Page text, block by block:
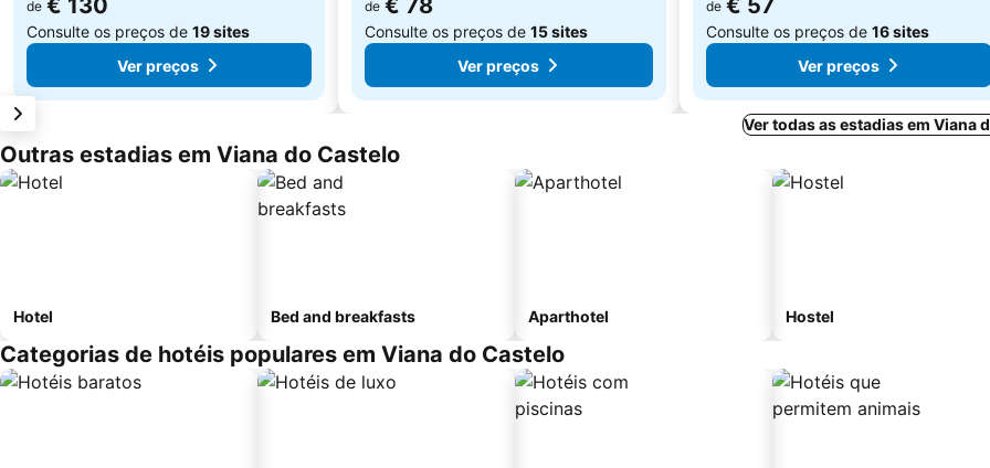
de € 130
Consulte os preços de 19 sites
Ver preços
de € 78
Consulte os preços de 15 sites
Ver preços
de € 57
Consulte os preços de 16 sites
Ver preços
Ver todas as estadias em Viana
Outras estadias em Viana do Castelo
Hotel Bed and breakfasts Aparthotel Hostel
Categorias de hotéis populares em Viana do Castelo